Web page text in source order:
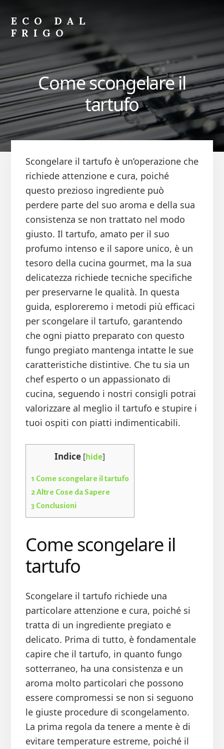
primary
sidebar
content
ECO DAL
FRIGO
OnlineCome scongelare il
tartufo
Scongelare il tartufo è un’operazione che
richiede attenzione e cura, poiché
questo prezioso ingrediente può
perdere parte del suo aroma e della sua
consistenza se non trattato nel modo
giusto. Il tartufo, amato per il suo
profumo intenso e il sapore unico, è un
tesoro della cucina gourmet, ma la sua
delicatezza richiede tecniche specifiche
per preservarne le qualità. In questa
guida, esploreremo i metodi più efficaci
per scongelare il tartufo, garantendo
che ogni piatto preparato con questo
fungo pregiato mantenga intatte le sue
caratteristiche distintive. Che tu sia un
chef esperto o un appassionato di
cucina, seguendo i nostri consigli potrai
valorizzare al meglio il tartufo e stupire i
tuoi ospiti con piatti indimenticabili.
Indice [hide]
1 Come scongelare il tartufo
2Altre Cose da Sapere
3 Conclusioni
Come scongelare il
tartufo
Scongelare il tartufo richiede una
particolare attenzione e cura, poiché si
tratta di un ingrediente pregiato e
delicato. Prima di tutto, è fondamentale
capire che il tartufo, in quanto fungo
sotterraneo, ha una consistenza e un
aroma molto particolari che possono
essere compromessi se non si seguono
le giuste procedure di scongelamento.
La prima regola da tenere a mente è di
evitare temperature estreme, poiché il